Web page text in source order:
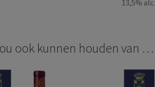
13,5% alc.
ook kunnen houden van …